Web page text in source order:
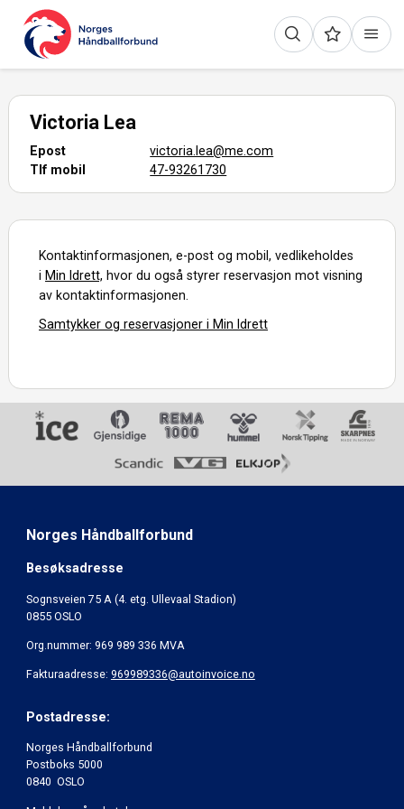
Victoria Lea
Epost
victoria.lea@me.com
Tlf mobil
47-93261730
Kontaktinformasjonen, e-post og mobil, vedlikeholdes
i Min Idrett, hvor du også styrer reservasjon mot visning
av kontaktinformasjonen.
Samtykker og reservasjoner i Min Idrett
Norges Håndballforbund
Besøksadresse
Sognsveien 75 A (4. etg. Ullevaal Stadion)
0855 OSLO
Org.nummer: 969 989 336 MVA
Fakturaadresse: 969989336@autoinvoice.no
Postadresse:
Norges Håndballforbund
Postboks 5000
0840 OSLO